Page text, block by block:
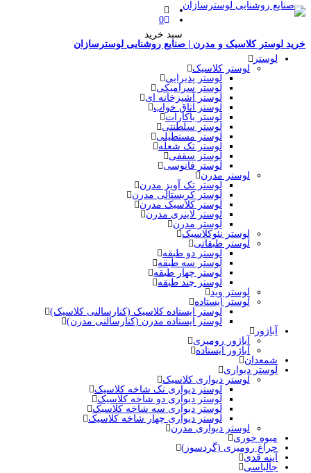
0
سبد خرید
خرید لوستر کلاسیک و مدرن | صنایع روشنایی لوسترسازان
لوستر
لوستر کلاسیک
لوستر پذیرایی
لوستر سرامیکی
لوستر آشپزخانه ای
لوستر اتاق خواب
لوستر باکارات
لوستر سلطنتی
لوستر مستطیلی
لوستر تک شعله
لوستر سقفی
لوستر فانوسی
لوستر مدرن
لوستر تک آویز مدرن
لوستر کریستالی مدرن
لوستر کلاسیک مدرن
لوستر لاینری مدرن
لوستر مدرن
لوستر نئوکلاسیک
لوستر طبقاتی
لوستر دو طبقه
لوستر سه طبقه
لوستر چهار طبقه
لوستر چند طبقه
لوستر وید
لوستر ایستاده
لوستر ایستاده کلاسیک (کنارسالنی کلاسیک)
لوستر ایستاده مدرن (کنارسالنی مدرن)
آباژور
آباژور رومیزی
آباژور ایستاده
شمعدان
لوستر دیواری
لوستر دیواری کلاسیک
لوستر دیواری تک شاخه کلاسیک
لوستر دیواری دو شاخه کلاسیک
لوستر دیواری سه شاخه کلاسیک
لوستر دیواری چهار شاخه کلاسیک
لوستر دیواری مدرن
میوه خوری
چراغ رومیزی (گردسوز)
آینه قدی
جالباسی